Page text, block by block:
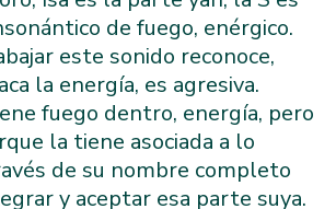
de fuego, enérgico.
este sonido reconoce,
la energía, es agresiva.
fuego dentro, energía, pero
la tiene asociada a lo
de su nombre completo
y aceptar esa parte suya.